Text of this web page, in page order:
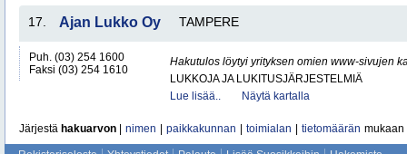
17. Ajan Lukko Oy TAMPERE
Puh. (03) 254 1600
Faksi (03) 254 1610
Hakutulos löytyi yrityksen omien www-sivujen
LUKKOJA JA LUKITUSJÄRJESTELMIÄ
Lue lisää..
Näytä kartalla
Järjestä hakuarvon nimen paikkakunnan toimialan tietomäärän mukaan